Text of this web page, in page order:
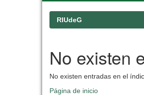
RIUdeG
No existen
No existen entradas en el
Página de inicio